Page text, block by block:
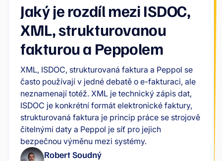
Jaký je rozdíl mezi ISDOC,
XML, strukturovanou
fakturou a Peppolem
XML, ISDOC, strukturovaná faktura a Peppol se
často používají v jedné debatě o e-fakturaci, ale
neznamenají totéž. XML je technický zápis dat,
ISDOC je konkrétní formát elektronické faktury,
strukturovaná faktura je princip práce se strojově
čitelnými daty a Peppol je síť pro jejich
bezpečnou výměnu mezi systémy.
Robert Soudný